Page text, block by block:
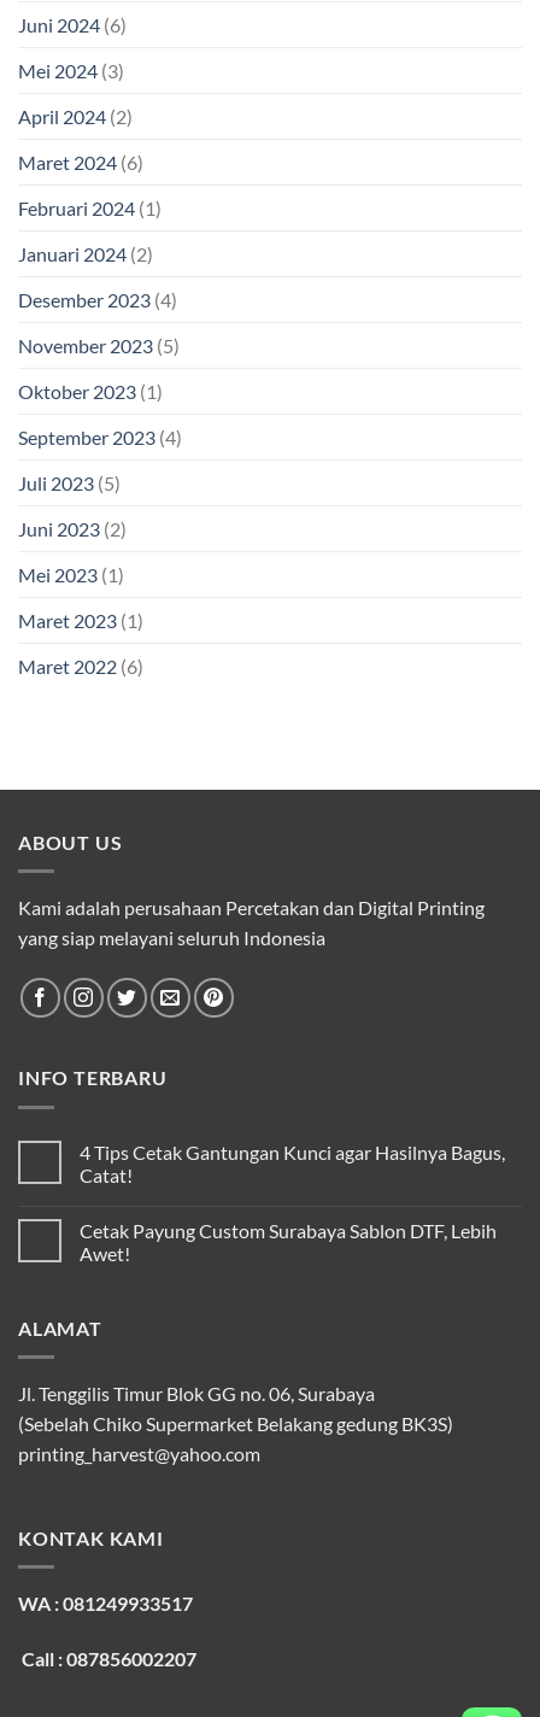
Juni 2024 (6)
Mei 2024 (3)
April 2024 (2)
Maret 2024 (6)
Februari 2024 (1)
Januari 2024 (2)
Desember 2023 (4)
November 2023 (5)
Oktober 2023 (1)
September 2023 (4)
Juli 2023 (5)
Juni 2023 (2)
Mei 2023 (1)
Maret 2023 (1)
Maret 2022 (6)
ABOUT US
Kami adalah perusahaan Percetakan dan Digital Printing
yang siap melayani seluruh Indonesia
INFO TERBARU
4 Tips Cetak Gantungan Kunci agar Hasilnya Bagus,
Catat!
Cetak Payung Custom Surabaya Sablon DTF, Lebih
Awet!
ALAMAT
Jl. Tenggilis Timur Blok GG no. 06, Surabaya
(Sebelah Chiko Supermarket Belakang gedung BK3S)
printing_harvest@yahoo.com
KONTAK KAMI
WA : 081249933517
Call : 087856002207